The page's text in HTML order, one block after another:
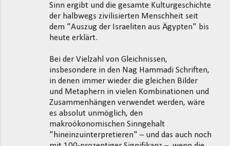
Sinn ergibt und die gesamte Kulturgeschichte
der halbwegs zivilisierten Menschheit seit
dem "Auszug der Israeliten aus Ägypten" bis
heute erklärt.
Bei der Vielzahl von Gleichnissen,
insbesondere in den Nag Hammadi Schriften,
in denen immer wieder die gleichen Bilder
und Metaphern in vielen Kombinationen und
Zusammenhängen verwendet werden, wäre
es absolut unmöglich, den
makroökonomischen Sinngehalt
"hineinzuinterpretieren" – und das auch noch